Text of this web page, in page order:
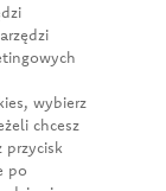
wybierz
chcesz
po